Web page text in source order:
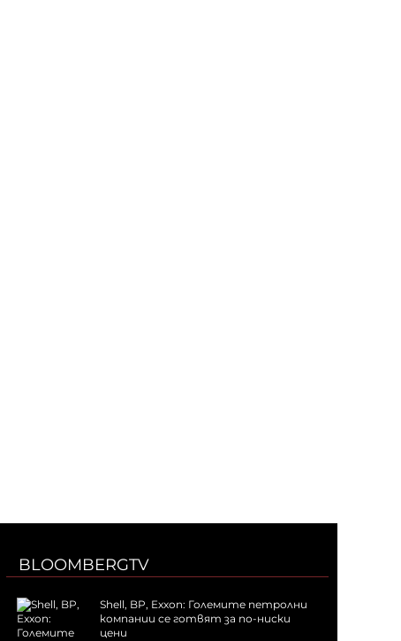
BLOOMBERGTV
Shell, BP, Exxon: Големите петролни
компании се готвят за по-ниски
цени